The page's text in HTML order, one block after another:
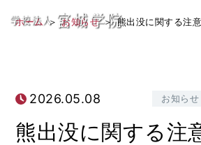
学
宮
熊出没に関する注意喚起
ホーム お知らせ 熊出没に関する注
2026.05.08 お知らせ
熊出没に関する注